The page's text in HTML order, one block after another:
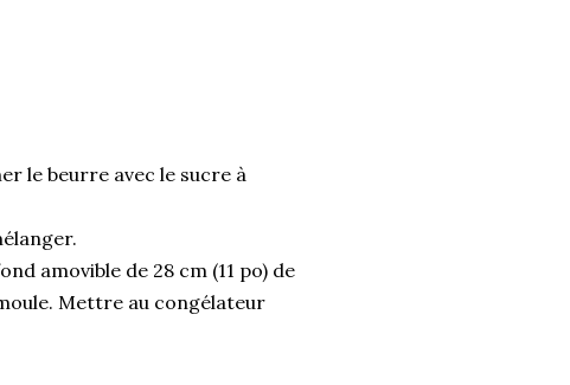
le beurre avec le sucre à
amovible de 28 cm (11 po) de
Mettre au congélateur